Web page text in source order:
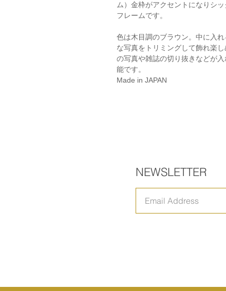
ム）金枠がアクセントになりシ
フレームです。
色は木目調のブラウン。中に入
な写真をトリミングして飾れ楽
の写真や雑誌の切り抜きなどが
能です。
Made in JAPAN
NEWSLETTER